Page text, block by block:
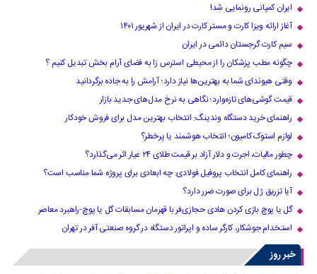
ایران کمپانی رونمایی شد!
آغاز ارائه ویزا کارت و مستر کارت در ایران از شهریور ۱۴۰۱
سیم کارت گرجستان دائمی در ایران
چگونه مطب پزشکان را از محیطی استرس زا به فضای آرام بخش تبدیل کنیم ؟
وقتی هیوندای شما به بهترین‌ها نیاز دارد؛ آرامش را به جاده برگردانید
قیمت گوشی‌های تازه‌وارد؛ نگاهی به نرخ مدل‌های جدید بازار
راهنمای خرید دستگاه وندینگ: انتخاب بهترین مدل برای فروش خودکار
لوازم استوک کامیون؛ انتخاب هوشمند یا پرخطر؟
چطور مالیات، اجرت و دلار آزاد بر قیمت طلای ۲۴ عیار اثر می‌گذارد؟
راهنمای کامل انتخاب پروفیل فولادی: چه ابعادی برای پروژه شما مناسب است؟
آیا تزریق ژل برای صورت ضرر دارد​؟
گل یا پوچ بازی کردن هادی حجازی‌فر با قهرمان مسابقات گل یا پوچ-راهبرد معاصر
استخدام جوشکار، کارگر ساده و اپراتور دستگاه در گروه صنعتی آفر در تهران
خبر روز